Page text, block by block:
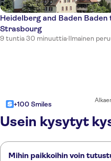
Heidelberg and Baden
Strasbourg
9 tuntia 30 minuuttia·Ilmainen
+100 Smiles
Usein kysytyt
Mihin paikkoihin voin